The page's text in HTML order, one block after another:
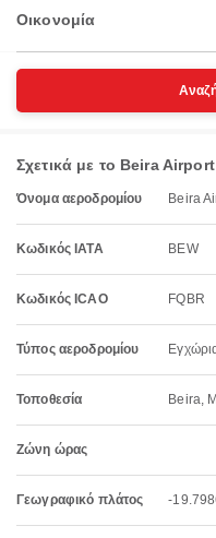
Οικονομία
Σχετικά με το Beira Airport
Όνομα αεροδρομίου Beira
Κωδικός IATA BEW
Κωδικός ICAO FQBR
Τύπος αεροδρομίου
Τοποθεσία Beira,
Ζώνη ώρας
Γεωγραφικό πλάτος -